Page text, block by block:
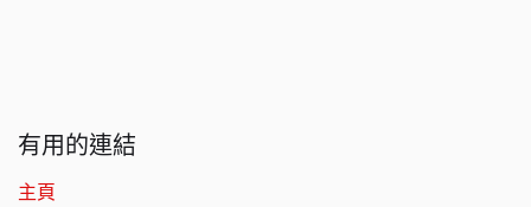
有用的連結
主頁